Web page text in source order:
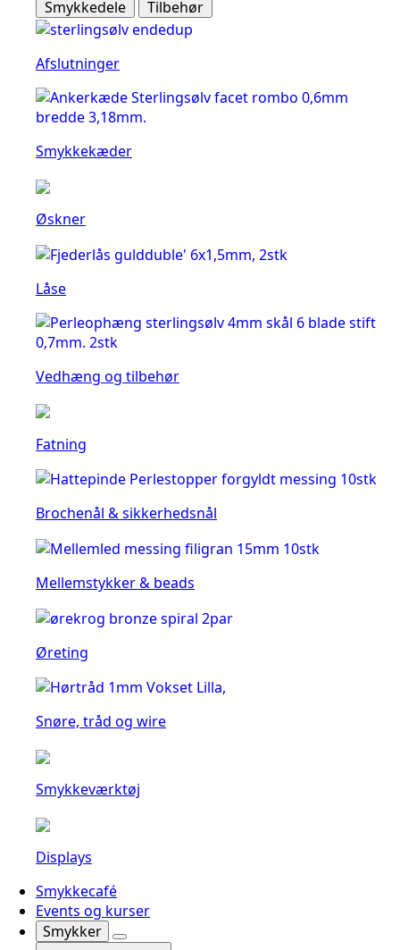
Smykkedele Tilbehør
Afslutninger
Smykkekæder
Øskner
Låse
Vedhæng og tilbehør
Fatning
Brochenål & sikkerhedsnål
Mellemstykker & beads
Øreting
Snøre, tråd og wire
Smykkeværktøj
Displays
Smykkecafé
Events og kurser
Smykker